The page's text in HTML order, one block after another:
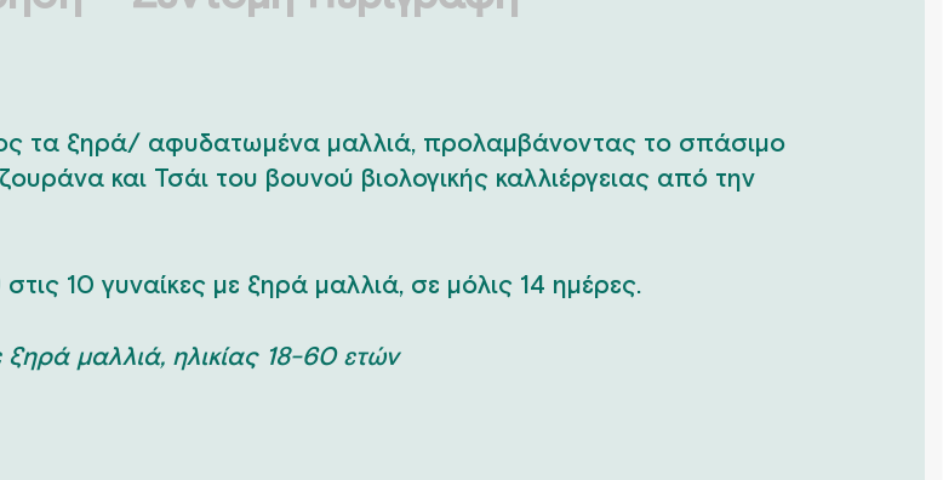
τα ξηρά/ αφυδατωμένα μαλλιά, προλαμβάνοντας το σπάσιμο
και Τσάι του βουνού βιολογικής καλλιέργειας από την
10 γυναίκες με ξηρά μαλλιά, σε μόλις 14 ημέρες.
μαλλιά, ηλικίας 18-60 ετών